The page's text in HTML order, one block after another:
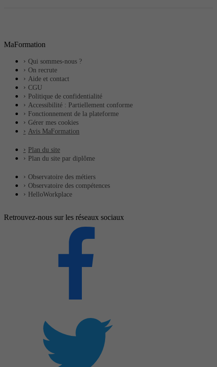
MaFormation
Qui sommes-nous ?
On recrute
Aide et contact
CGU
Politique de confidentialité
Accessibilité : Partiellement conforme
Fonctionnement de la plateforme
Gérer mes cookies
Avis MaFormation
Plan du site
Plan du site par diplôme
Observatoire des métiers
Observatoire des compétences
HelloWorkplace
Retrouvez-nous sur les réseaux sociaux